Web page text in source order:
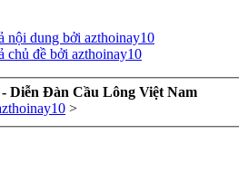
nội dung bởi azthoinay10
chủ đề bởi azthoinay10
Diễn Đàn Cầu Lông Việt Nam
>